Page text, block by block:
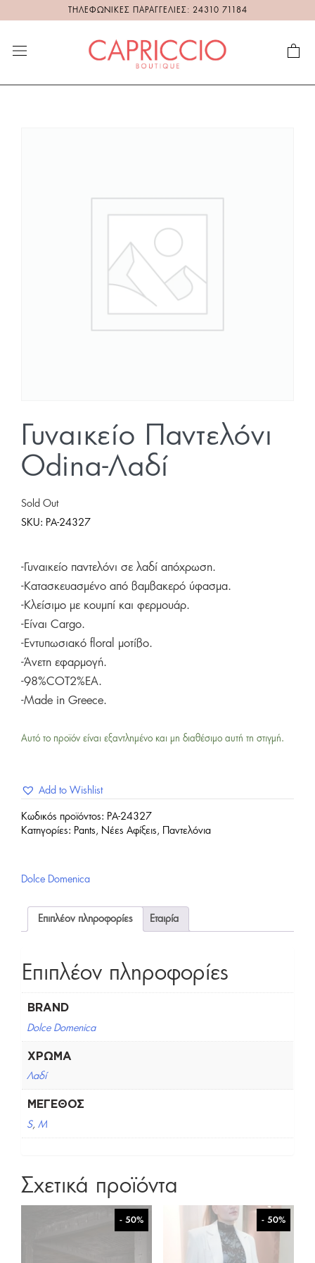
ΤΗΛΕΦΩΝΙΚΕΣ ΠΑΡΑΓΓΕΛΙΕΣ: 24310 71184
Γυναικείο Παντελόνι
Odina-Λαδί
Sold Out
SKU: PA-24327
-Γυναικείο παντελόνι σε λαδί απόχρωση.
-Κατασκευασμένο από βαμβακερό ύφασμα.
-Κλείσιμο με κουμπί και φερμουάρ.
-Είναι Cargo.
-Εντυπωσιακό floral μοτίβο.
-Άνετη εφαρμογή.
-98%COT2%EA.
-Made in Greece.
Αυτό το προϊόν είναι εξαντλημένο και μη διαθέσιμο αυτή τη στιγμή.
Add to Wishlist
Κωδικός προϊόντος: PA-24327
Κατηγορίες: Pants , Νέες Αφίξεις , Παντελόνια
Dolce Domenica
Επιπλέον πληροφορίες Εταιρία
Επιπλέον πληροφορίες
BRAND
Dolce Domenica
ΧΡΏΜΑ
Λαδί
ΜΈΓΕΘΟΣ
S, M
Σχετικά προϊόντα
- 50% - 50%